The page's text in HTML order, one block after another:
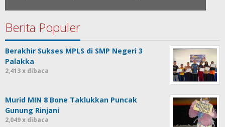
Berita Populer
Berakhir Sukses MPLS di SMP Negeri 3
Palakka
2,413 x dibaca
Murid MIN 8 Bone Taklukkan Puncak
Gunung Rinjani
2,049 x dibaca